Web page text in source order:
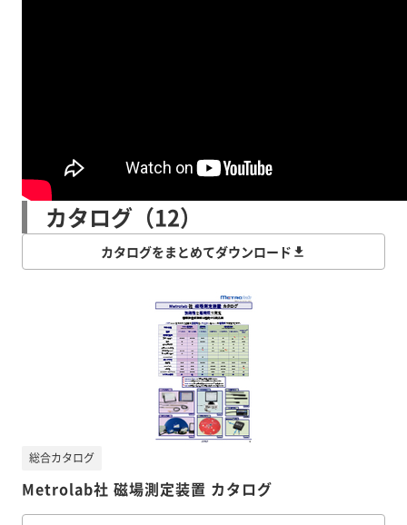
カタログ（12）
カタログをまとめてダウンロード
Metrolab社 磁場測定装置 カタログ
総合カタログ